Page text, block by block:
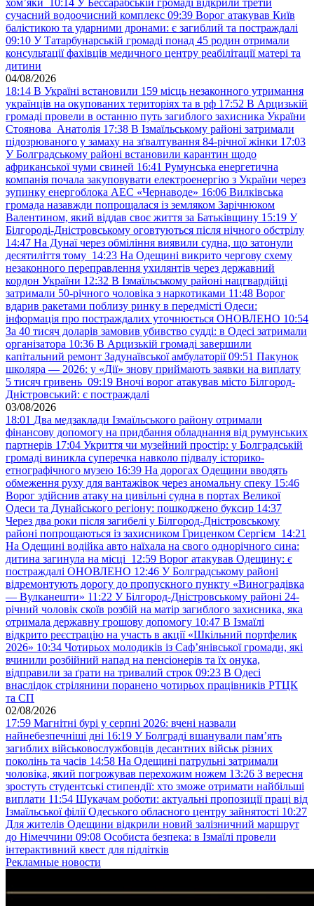
хом’яки 10:14 У Бессарабській громаді відкрили третій
сучасний водоочисний комплекс 09:39 Ворог атакував Київ
балістикою та ударними дронами: є загиблий та постраждалі
09:10 У Татарбунарській громаді понад 45 родин отримали
консультації фахівців медичного центру реабілітації матері та
дитини
04/08/2026
18:14 В Україні встановили 159 місць незаконного утримання
українців на окупованих територіях та в рф 17:52 В Арцизькій
громаді провели в останню путь загиблого захисника України
Стоянова Анатолія 17:38 В Ізмаїльському районі затримали
підозрюваного у замаху на зґвалтування 84-річної жінки 17:03
У Болградському районі встановили карантин щодо
африканської чуми свиней 16:41 Румунська енергетична
компанія почала закуповувати електроенергію з України через
зупинку енергоблока АЕС «Чернаводе» 16:06 Вилківська
громада назавжди попрощалася із земляком Зарічнюком
Валентином, який віддав своє життя за Батьківщину 15:19 У
Білгороді-Дністровському оговтуються після нічного обстрілу
14:47 На Дунаї через обміління виявили судна, що затонули
десятиліття тому 14:23 На Одещині викрито чергову схему
незаконного переправлення ухилянтів через державний
кордон України 12:32 В Ізмаїльському районі нацгвардійці
затримали 50-річного чоловіка з наркотиками 11:48 Ворог
вдарив ракетами поблизу ринку в передмісті Одеси:
інформація про постраждалих уточнюється ОНОВЛЕНО 10:54
За 40 тисяч доларів замовив убивство судді: в Одесі затримали
організатора 10:36 В Арцизькій громаді завершили
капітальний ремонт Задунаївської амбулаторії 09:51 Пакунок
школяра — 2026: у «Дії» знову приймають заявки на виплату
5 тисяч гривень 09:19 Вночі ворог атакував місто Білгород-
Дністровський: є постраждалі
03/08/2026
18:01 Два медзаклади Ізмаїльського району отримали
фінансову допомогу на придбання обладнання від румунських
партнерів 17:04 Укриття чи музейний простір: у Болградській
громаді виникла суперечка навколо підвалу історико-
етнографічного музею 16:39 На дорогах Одещини вводять
обмеження руху для вантажівок через аномальну спеку 15:46
Ворог здійснив атаку на цивільні судна в портах Великої
Одеси та Дунайського регіону: пошкоджено буксир 14:37
Через два роки після загибелі у Білгород-Дністровському
районі попрощаються із захисником Гриценком Сергієм 14:21
На Одещині водійка авто наїхала на свого однорічного сина:
дитина загинула на місці 12:59 Ворог атакував Одещину: є
постраждалі ОНОВЛЕНО 12:46 У Болградському районі
відремонтують дорогу до пропускного пункту «Виноградівка
— Вулканешти» 11:22 У Білгород-Дністровському районі 24-
річний чоловік скоїв розбій на матір загиблого захисника, яка
отримала державну грошову допомогу 10:47 В Ізмаїлі
відкрито реєстрацію на участь в акції «Шкільний портфелик
2026» 10:34 Чотирьох молодиків із Саф’янівської громади, які
вчинили розбійний напад на пенсіонерів та їх онука,
відправили за ґрати на тривалий строк 09:23 В Одесі
внаслідок стрілянини поранено чотирьох працівників РТЦК
та СП
02/08/2026
17:59 Магнітні бурі у серпні 2026: вчені назвали
найнебезпечніші дні 16:19 У Болграді вшанували пам’ять
загиблих військовослужбовців десантних військ різних
поколінь та часів 14:58 На Одещині патрульні затримали
чоловіка, який погрожував перехожим ножем 13:26 З вересня
зростуть студентські стипендії: хто зможе отримати найбільші
виплати 11:54 Шукачам роботи: актуальні пропозиції праці від
Ізмаїльської філії Одеського обласного центру зайнятості 10:27
Для жителів Одещини відкрили новий залізничний маршрут
до Німеччини 09:08 Особиста безпека: в Ізмаїлі провели
інтерактивний квест для підлітків
Рекламные новости